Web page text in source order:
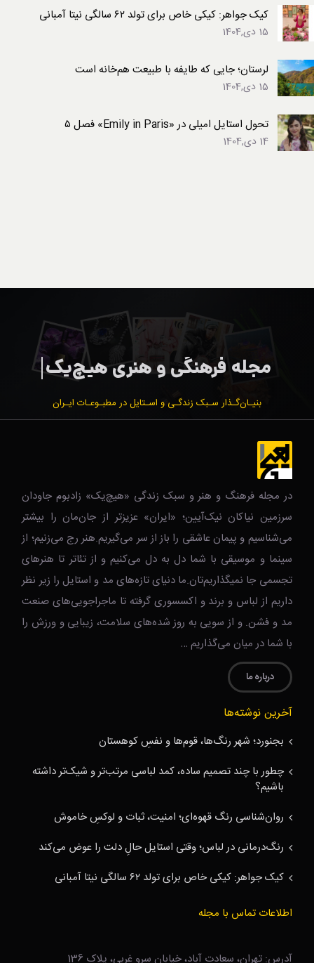
کیک جواهر: کیکی خاص برای تولد ۶۲ سالگی نیتا آمبانی
15 دی,1404
لرستان؛ جایی که طایفه با طبیعت هم‌خانه است
15 دی,1404
تحول استایل امیلی در «Emily in Paris» فصل ۵
14 دی,1404
بنیـان‌گـذار سـبک زندگـی و اسـتایل در مطبـوعـات ایـران
در مجله فرهنگ و هنر و سبک زندگی‌ «هیچ‌یک» زادبوم جاودان
سرزمین نیاکان نیک‌‌‌آیین؛ «ایران» عزیزتر از جان‌مان را بیشتر
می‌شناسیم و پیمان عاشقی را باز از سر می‌گیریم.هنر رج می‌زنیم؛ از
سینما و موسیقی با شما دل به دل می‌کنیم و از تئاتر تا هنرهای
تجسمی جا نمیگذاریم‌تان.ما دنیای تازه‌های مد و استایل را زیر نظر
داریم از لباس و برند و اکسسوری گرفته تا ماجراجویی‌های صنعت
مد و فشن. و از سویی به روز شده‌های سلامت، زیبایی و ورزش را
با شما در میان می‌گذاریم …
درباره ما
آخرین نوشته‌ها
بجنورد؛ شهر رنگ‌ها، قوم‌ها و نفسِ کوهستان
چطور با چند تصمیم ساده، کمد لباسی مرتب‌تر و شیک‌تر داشته
باشیم؟
روان‌شناسی رنگ قهوه‌ای؛ امنیت، ثبات و لوکسِ خاموش
رنگ‌درمانی در لباس؛ وقتی استایل حالِ دلت را عوض می‌کند
کیک جواهر: کیکی خاص برای تولد ۶۲ سالگی نیتا آمبانی
اطلاعات تماس با مجله
آدرس: تهران، سعادت آباد، خیابان سرو غربی، پلاک 136